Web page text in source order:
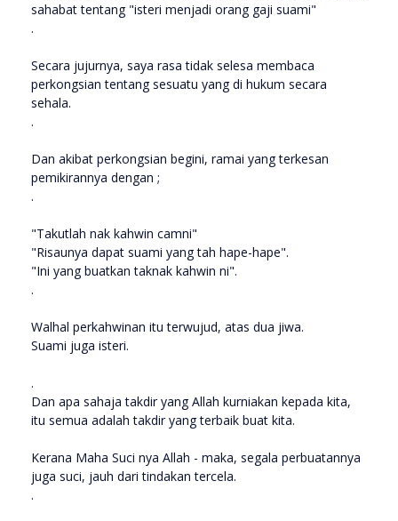
sahabat tentang "isteri menjadi orang gaji suami"
.
Secara jujurnya, saya rasa tidak selesa membaca
perkongsian tentang sesuatu yang di hukum secara
sehala.
.
Dan akibat perkongsian begini, ramai yang terkesan
pemikirannya dengan ;
.
"Takutlah nak kahwin camni"
"Risaunya dapat suami yang tah hape-hape".
"Ini yang buatkan taknak kahwin ni".
.
Walhal perkahwinan itu terwujud, atas dua jiwa.
Suami juga isteri.
.
Dan apa sahaja takdir yang Allah kurniakan kepada kita,
itu semua adalah takdir yang terbaik buat kita.
Kerana Maha Suci nya Allah - maka, segala perbuatannya
juga suci, jauh dari tindakan tercela.
.